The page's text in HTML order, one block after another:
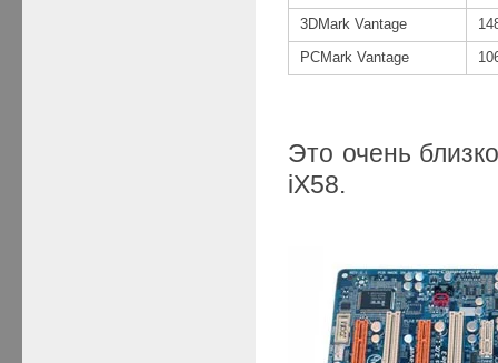
3DMark Vantage
PCMark Vantage
Это очень
iX58.